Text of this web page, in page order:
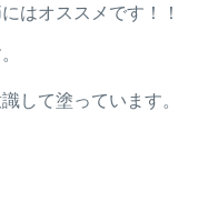
はオススメです！！
して塗っています。